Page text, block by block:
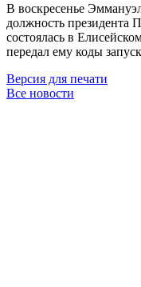
В воскресенье
должность президента
состоялась в
передал ему коды
Версия для печати
Все новости